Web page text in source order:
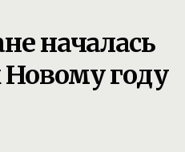
началась
Новому году